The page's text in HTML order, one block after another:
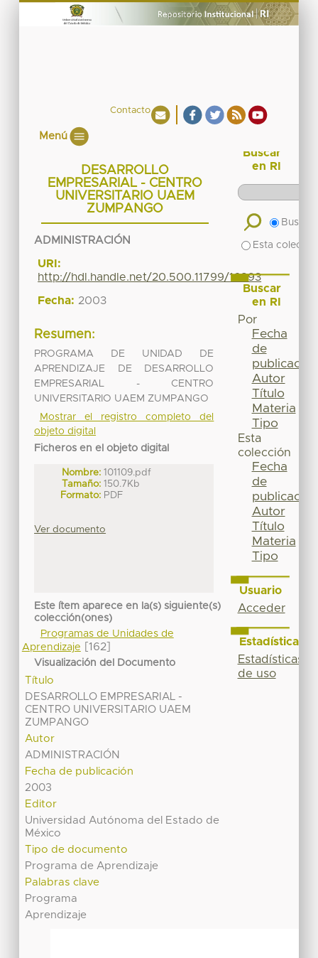
Contacto
Menú
DESARROLLO
EMPRESARIAL - CENTRO
UNIVERSITARIO UAEM
ZUMPANGO
ADMINISTRACIÓN
URI:
http://hdl.handle.net/20.500.11799/16893
Fecha: 2003
Resumen:
PROGRAMA DE UNIDAD DE
APRENDIZAJE DE DESARROLLO
EMPRESARIAL - CENTRO
UNIVERSITARIO UAEM ZUMPANGO
Mostrar el registro completo del
objeto digital
Ficheros en el objeto digital
Nombre: 101109.pdf
Tamaño: 150.7Kb
Formato: PDF
Ver documento
Este ítem aparece en la(s) siguiente(s)
colección(ones)
Programas de Unidades de
Aprendizaje
[162]
Visualización del Documento
Título
DESARROLLO EMPRESARIAL -
CENTRO UNIVERSITARIO UAEM
ZUMPANGO
Autor
ADMINISTRACIÓN
Fecha de publicación
2003
Editor
Universidad Autónoma del Estado de
México
Tipo de documento
Programa de Aprendizaje
Palabras clave
Programa
Aprendizaje
Buscar
en RI
Buscar
Esta
Buscar
en RI
Por
Fecha
de
publicación
Autor
Título
Materia
Tipo
Esta
colección
Fecha
de
publicación
Autor
Título
Materia
Tipo
Usuario
Acceder
Estadísticas
Estadísticas
de uso